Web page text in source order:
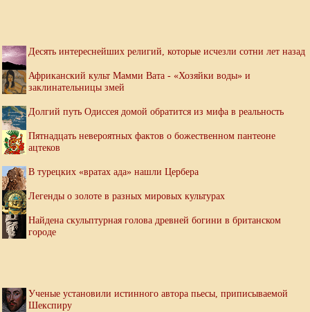
Десять интереснейших религий, которые исчезли сотни лет назад
Африканский культ Мамми Вата - «Хозяйки воды» и
заклинательницы змей
Долгий путь Одиссея домой обратится из мифа в реальность
Пятнадцать невероятных фактов о божественном пантеоне
ацтеков
В турецких «вратах ада» нашли Цербера
Легенды о золоте в разных мировых культурах
Найдена скульптурная голова древней богини в британском
городе
Ученые установили истинного автора пьесы, приписываемой
Шекспиру